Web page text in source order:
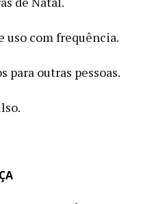
uso com frequência.
para outras pessoas.